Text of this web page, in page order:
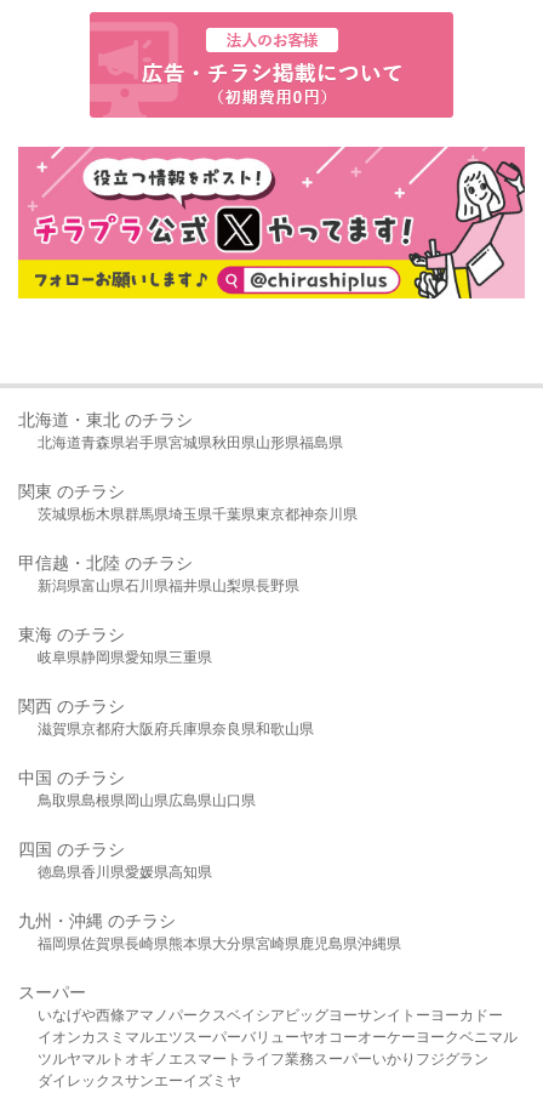
北海道・東北 のチラシ
北海道青森県岩手県宮城県秋田県山形県福島県
関東 のチラシ
茨城県栃木県群馬県埼玉県千葉県東京都神奈川県
甲信越・北陸 のチラシ
新潟県富山県石川県福井県山梨県長野県
東海 のチラシ
岐阜県静岡県愛知県三重県
関西 のチラシ
滋賀県京都府大阪府兵庫県奈良県和歌山県
中国 のチラシ
鳥取県島根県岡山県広島県山口県
四国 のチラシ
徳島県香川県愛媛県高知県
九州・沖縄 のチラシ
福岡県佐賀県長崎県熊本県大分県宮崎県鹿児島県沖縄県
スーパー
いなげや西條アマノパークスベイシア ビッグヨーサンイトーヨーカドー
イオンカスミ マルエツスーパーバリューヤオコーオーケー ヨークベニマル
ツルヤマルト オギノ エスマート ライフ業務スーパーいかり フジグラン
ダイレックスサンエーイズミヤ